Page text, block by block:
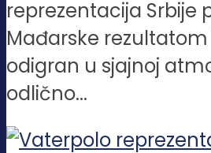
reprezentacija Srbije
Mađarske rezultatom
odigran u sjajnoj
odlično...